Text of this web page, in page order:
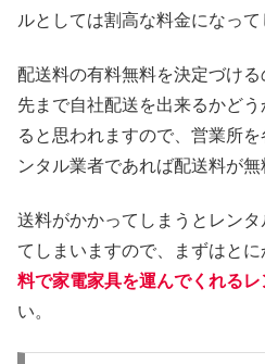
ルとしては割高な料金になって
配送料の有料無料を決定づけ
先まで自社配送を出来るかど
ると思われますので、営業所
ンタル業者であれば配送料が無
送料がかかってしまうとレン
てしまいますので、まずはとに
料で家電家具を運んでくれる
い。